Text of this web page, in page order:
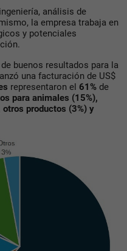
análisis de
la empresa trabaja en
y potenciales
buenos resultados para la
una facturación de US$
representaron el 61% de
para animales (15%),
productos (3%) y